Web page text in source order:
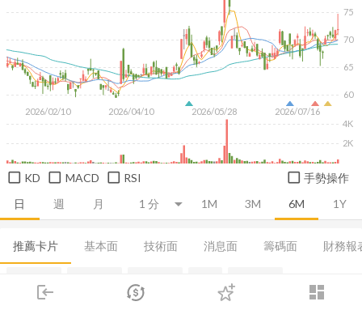
login dashboard
市場 登入
日 週 月 1M 3M 6M 1Y
2026/02/10 2026/04/10 2026/05/28 2026/07/16
60
65
70
75
2K
4K
KD MACD RSI 手勢操作
推薦卡片 基本面 技術面 消息面 籌碼面 財務報